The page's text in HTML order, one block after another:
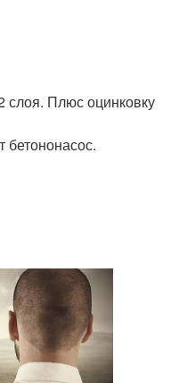
слоя. Плюс оцинковку
бетононасос.